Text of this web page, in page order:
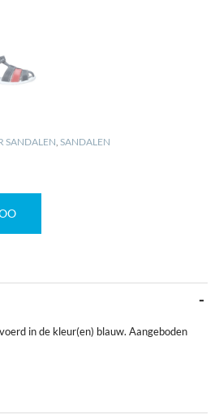
SANDALEN ,SANDALEN
in de kleur(en) blauw. Aangeboden